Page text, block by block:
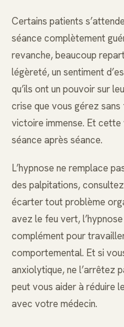
Certains patients
séance complètement
revanche, beaucoup
légèreté, un sentiment
qu’ils ont un pouvoir sur
crise que vous gérez
victoire immense. Et
séance après séance.
L’hypnose ne remplace
des palpitations,
écarter tout problème
avez le feu vert,
complément pour
comportemental. Et si
anxiolytique, ne l’arrêtez
peut vous aider à réduire
avec votre médecin.